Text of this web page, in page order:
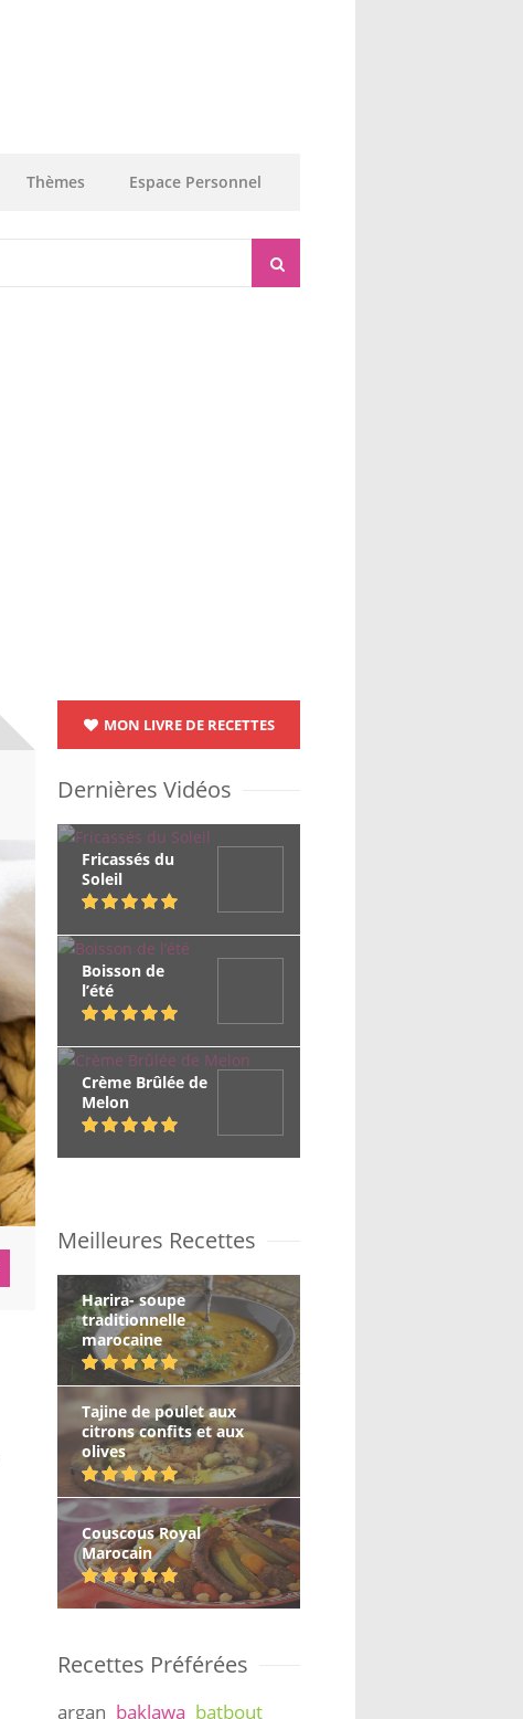
Thèmes Espace Personnel
MON LIVRE DE RECETTES
Dernières Vidéos
Fricassés du
Soleil
Boisson de
l’été
Crème Brûlée de
Melon
Meilleures Recettes
Harira- soupe
traditionnelle
marocaine
Tajine de poulet aux
citrons confits et aux
olives
Couscous Royal
Marocain
Recettes Préférées
argan baklawa batbout